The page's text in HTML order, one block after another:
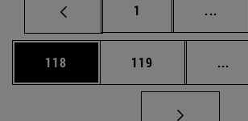
Página
1 ...
Página
118 Página
119 ...